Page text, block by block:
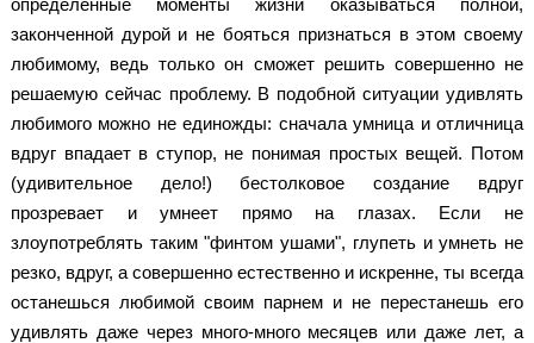
определенные моменты жизни оказываться полной,
законченной дурой и не бояться признаться в этом своему
любимому, ведь только он сможет решить совершенно не
решаемую сейчас проблему. В подобной ситуации удивлять
любимого можно не единожды: сначала умница и отличница
вдруг впадает в ступор, не понимая простых вещей. Потом
(удивительное дело!) бестолковое создание вдруг
прозревает и умнеет прямо на глазах. Если не
злоупотреблять таким "финтом ушами", глупеть и умнеть не
резко, вдруг, а совершенно естественно и искренне, ты всегда
останешься любимой своим парнем и не перестанешь его
удивлять даже через много-много месяцев или даже лет, а